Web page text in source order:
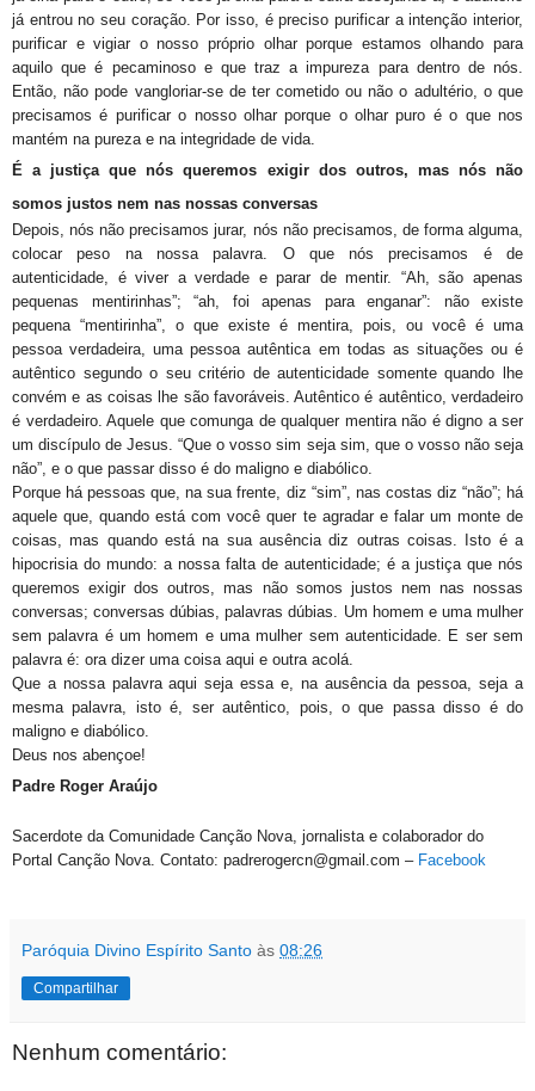
já entrou no seu coração. Por isso, é preciso purificar a intenção interior,
purificar e vigiar o nosso próprio olhar porque estamos olhando para
aquilo que é pecaminoso e que traz a impureza para dentro de nós.
Então, não pode vangloriar-se de ter cometido ou não o adultério, o que
precisamos é purificar o nosso olhar porque o olhar puro é o que nos
mantém na pureza e na integridade de vida.
É a justiça que nós queremos exigir dos outros, mas nós não
somos justos nem nas nossas conversas
Depois, nós não precisamos jurar, nós não precisamos, de forma alguma,
colocar peso na nossa palavra. O que nós precisamos é de
autenticidade, é viver a verdade e parar de mentir. “Ah, são apenas
pequenas mentirinhas”; “ah, foi apenas para enganar”: não existe
pequena “mentirinha”, o que existe é mentira, pois, ou você é uma
pessoa verdadeira, uma pessoa autêntica em todas as situações ou é
autêntico segundo o seu critério de autenticidade somente quando lhe
convém e as coisas lhe são favoráveis. Autêntico é autêntico, verdadeiro
é verdadeiro. Aquele que comunga de qualquer mentira não é digno a ser
um discípulo de Jesus. “Que o vosso sim seja sim, que o vosso não seja
não”, e o que passar disso é do maligno e diabólico.
Porque há pessoas que, na sua frente, diz “sim”, nas costas diz “não”; há
aquele que, quando está com você quer te agradar e falar um monte de
coisas, mas quando está na sua ausência diz outras coisas. Isto é a
hipocrisia do mundo: a nossa falta de autenticidade; é a justiça que nós
queremos exigir dos outros, mas não somos justos nem nas nossas
conversas; conversas dúbias, palavras dúbias. Um homem e uma mulher
sem palavra é um homem e uma mulher sem autenticidade. E ser sem
palavra é: ora dizer uma coisa aqui e outra acolá.
Que a nossa palavra aqui seja essa e, na ausência da pessoa, seja a
mesma palavra, isto é, ser autêntico, pois, o que passa disso é do
maligno e diabólico.
Deus nos abençoe!
Padre Roger Araújo
Sacerdote da Comunidade Canção Nova, jornalista e colaborador do
Portal Canção Nova. Contato: padrerogercn@gmail.com – Facebook
Paróquia Divino Espírito Santo às 08:26
Compartilhar
Nenhum comentário: